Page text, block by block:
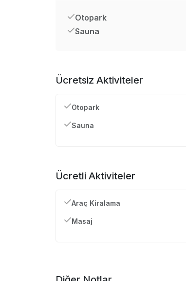
Otopark
Sauna
Ücretsiz Aktiviteler
Otopark
Sauna
Ücretli Aktiviteler
Araç Kiralama
Masaj